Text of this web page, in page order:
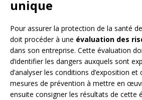
unique
Pour assurer la protection de la santé
doit procéder à une évaluation des
dans son entreprise. Cette évaluation
d’identifier les dangers auxquels sont
d’analyser les conditions d’exposition
mesures de prévention à mettre en
ensuite consigner les résultats de cette